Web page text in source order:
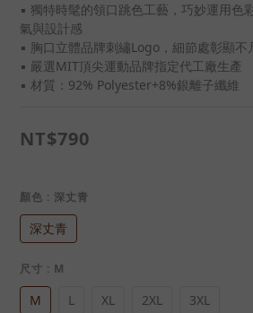
▪ 獨特時髦的領口跳色工藝，巧妙運用色
氣與設計感
▪ 胸口立體品牌刺繡Logo，細節處彰顯不
▪ 嚴選MIT頂尖運動品牌指定代工廠生產
▪ 材質：92% Polyester+8%銀離子纖維
NT$790
顏色 : 深丈青
深丈青
尺寸 : M
M L XL 2XL 3XL